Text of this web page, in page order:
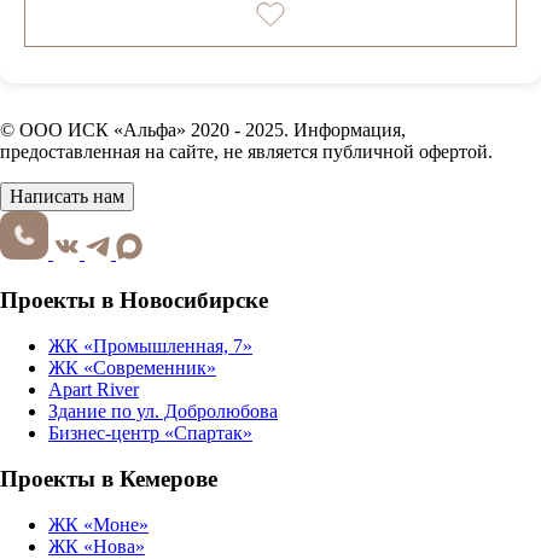
© ООО ИСК «Альфа» 2020 - 2025. Информация,
предоставленная на сайте, не является публичной офертой.
Написать нам
Проекты в Новосибирске
ЖК «Промышленная, 7»
ЖК «Современник»
Apart River
Здание по ул. Добролюбова
Бизнес-центр «Спартак»
Проекты в Кемерове
ЖК «Моне»
ЖК «Нова»